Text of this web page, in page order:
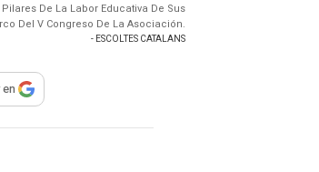
De La Labor Educativa De Sus
Del V Congreso De La Asociación.
- ESCOLTES CATALANS
compartir